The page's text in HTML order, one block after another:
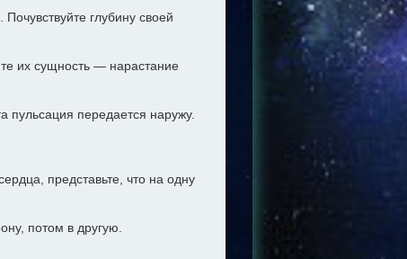
глубину своей
их сущность — нарастание
пульсация передается наружу.
представьте, что на одну
потом в другую.